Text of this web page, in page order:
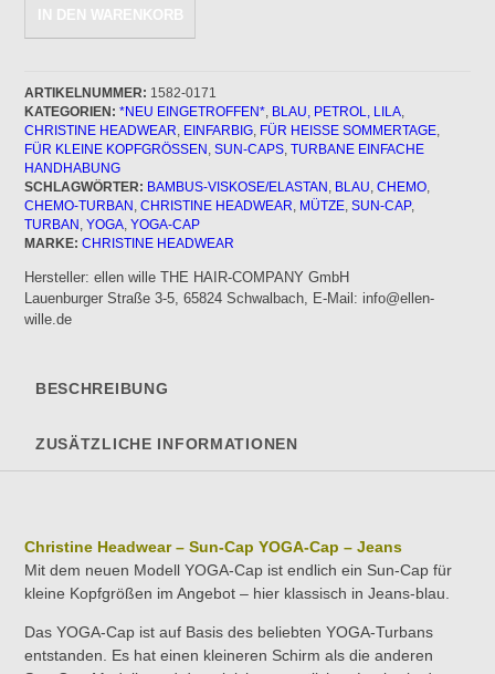
Cap
-
Jeans-
blau
Menge
IN DEN WARENKORB
ARTIKELNUMMER: 1582-0171
KATEGORIEN: *NEU EINGETROFFEN* BLAU, PETROL, LILA
CHRISTINE HEADWEAR
EINFARBIG FÜR HEISSE SOMMERTAGE
FÜR KLEINE KOPFGRÖSSEN
,SUN-CAPS ,TURBANE EINFACHE
HANDHABUNG
SCHLAGWÖRTER: BAMBUS-VISKOSE/ELASTAN BLAU ,CHEMO
CHEMO-TURBAN
,CHRISTINE HEADWEAR MÜTZE ,SUN-CAP,
TURBAN
,YOGA ,YOGA-CAP
MARKE:CHRISTINE HEADWEAR
Hersteller:ellen wille THE HAIR-COMPANY GmbH
Lauenburger Straße 3-5, 65824 Schwalbach, E-Mail: info@ellen-
wille.de
BESCHREIBUNG
ZUSÄTZLICHE INFORMATIONEN
Christine Headwear – Sun-Cap YOGA-Cap – Jeans
Mit dem neuen Modell YOGA-Cap ist endlich ein Sun-Cap für
kleine Kopfgrößen im Angebot – hier klassisch in Jeans-blau.
Das YOGA-Cap ist auf Basis des beliebten YOGA-Turbans
entstanden. Es hat einen kleineren Schirm als die anderen